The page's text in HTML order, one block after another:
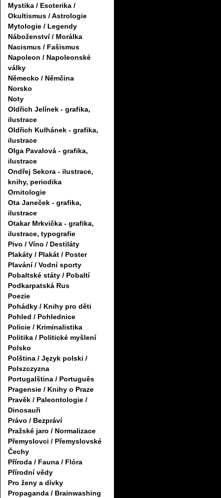
Mystika / Esoterika /
Okultismus / Astrologie
Mytologie / Legendy
Náboženství / Morálka
Nacismus / Fašismus
Napoleon / Napoleonské
války
Německo / Němčina
Norsko
Noty
Oldřich Jelínek - grafika,
ilustrace
Oldřich Kulhánek - grafika,
ilustrace
Olga Pavalová - grafika,
ilustrace
Ondřej Sekora - ilustrace,
knihy, periodika
Ornitologie
Ota Janeček - grafika,
ilustrace
Otakar Mrkvička - grafika,
ilustrace, typografie
Pivo / Víno / Destiláty
Plakáty / Plakát / Poster
Plavání / Vodní sporty
Pobaltské státy / Pobaltí
Podkarpatská Rus
Poezie
Pohádky / Knihy pro děti
Pohled / Pohlednice
Policie / Kriminalistika
Politika / Politické myšlení
Polsko
Polština / Język polski /
Polszczyzna
Portugalština / Português
Pragensie / Knihy o Praze
Pravěk / Paleontologie /
Dinosauři
Právo / Bezpráví
Pražské jaro / Normalizace
Přemyslovci / Přemyslovské
Čechy
Příroda / Fauna / Flóra
Přírodní vědy
Pro ženy a dívky
Propaganda / Brainwashing